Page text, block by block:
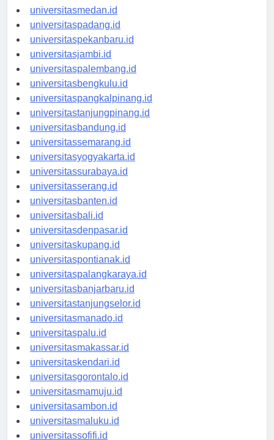
universitasaceh.id
universitasmedan.id
universitaspadang.id
universitaspekanbaru.id
universitasjambi.id
universitaspalembang.id
universitasbengkulu.id
universitaspangkalpinang.id
universitastanjungpinang.id
universitasbandung.id
universitassemarang.id
universitasyogyakarta.id
universitassurabaya.id
universitasserang.id
universitasbanten.id
universitasbali.id
universitasdenpasar.id
universitaskupang.id
universitaspontianak.id
universitaspalangkaraya.id
universitasbanjarbaru.id
universitastanjungselor.id
universitasmanado.id
universitaspalu.id
universitasmakassar.id
universitaskendari.id
universitasgorontalo.id
universitasmamuju.id
universitasambon.id
universitasmaluku.id